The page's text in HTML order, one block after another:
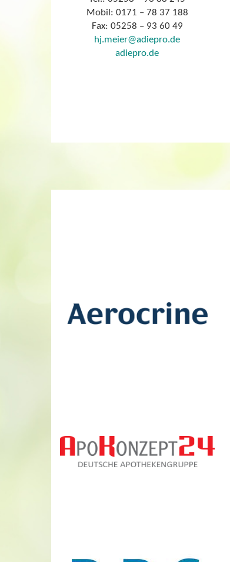
Mobil: 0171 – 78 37 188
Fax: 05258 – 93 60 49
hj.meier@adiepro.de
adiepro.de